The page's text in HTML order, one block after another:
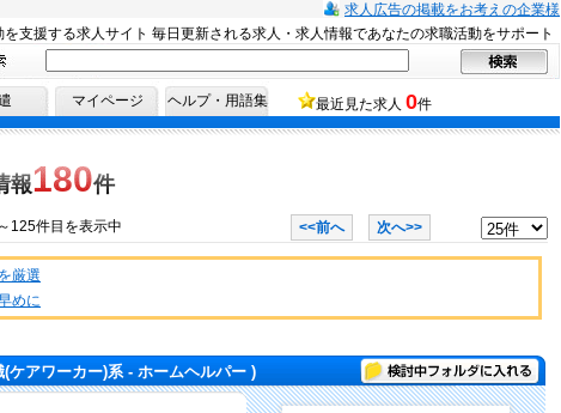
求人広告の掲載をお考えの企業様
支援する求人サイト 毎日更新される求人・求人情報であなたの求職活動をサポート
マイページ ヘルプ・用語集 最近見た求人 0件
報180件
125件目を表示中 <<前へ 次へ>>
厳選
めに
ケアワーカー)系 - ホームヘルパー ) 検討中フォルダに入れる